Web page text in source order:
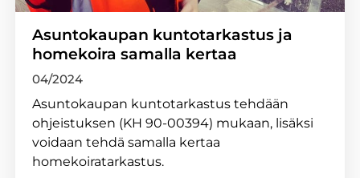
Asuntokaupan kuntotarkastus ja
homekoira samalla kertaa
04/2024
Asuntokaupan kuntotarkastus tehdään
ohjeistuksen (KH 90-00394) mukaan, lisäksi
voidaan tehdä samalla kertaa
homekoiratarkastus.